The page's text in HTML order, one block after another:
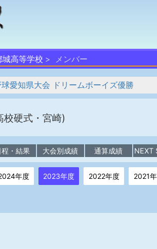
城高等学校 メンバー
愛知県大会 ドリームボーイズ優勝
校硬式・宮崎)
程・結果 大会別成績 通算成績 NEXT
年度 2023年度 2022年度 2021